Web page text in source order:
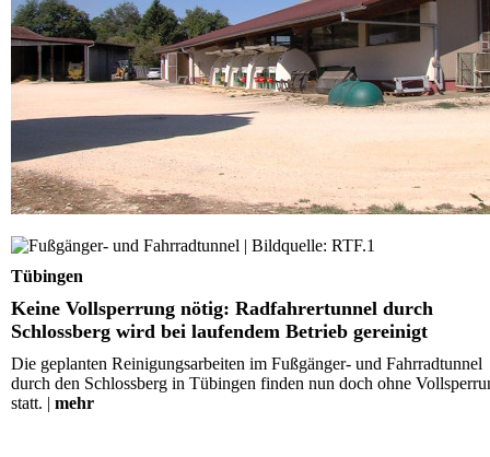
Keine Vollsperrung nötig: Radfahrertunnel durch
Schlossberg wird bei laufendem Betrieb gereinigt
Tübingen
Keine Vollsperrung nötig: Radfahrertunnel durch
Schlossberg wird bei laufendem Betrieb gereinigt
Die geplanten Reinigungsarbeiten im Fußgänger- und Fahrradtunnel
durch den Schlossberg in Tübingen finden nun doch ohne
statt. | mehr